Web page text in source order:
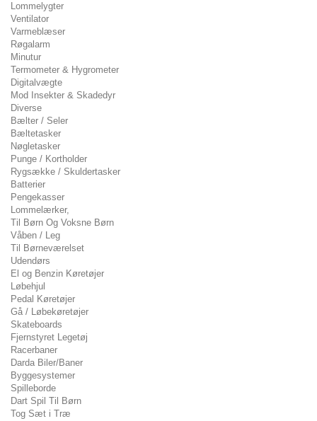
Lommelygter
Ventilator
Varmeblæser
Røgalarm
Minutur
Termometer & Hygrometer
Digitalvægte
Mod Insekter & Skadedyr
Diverse
Bælter / Seler
Bæltetasker
Nøgletasker
Punge / Kortholder
Rygsække / Skuldertasker
Batterier
Pengekasser
Lommelærker,
Til Børn Og Voksne Børn
Våben / Leg
Til Børneværelset
Udendørs
El og Benzin Køretøjer
Løbehjul
Pedal Køretøjer
Gå / Løbekøretøjer
Skateboards
Fjernstyret Legetøj
Racerbaner
Darda Biler/Baner
Byggesystemer
Spilleborde
Dart Spil Til Børn
Tog Sæt i Træ